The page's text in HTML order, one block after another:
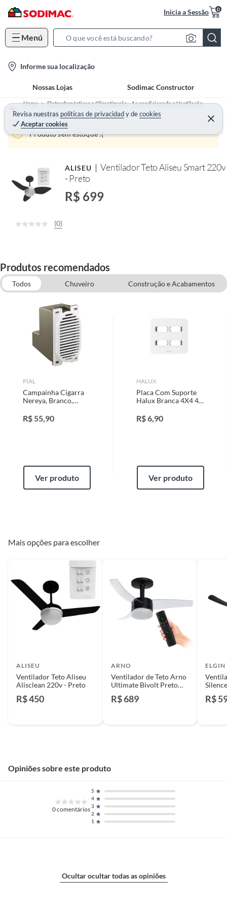
Inicia a Sessão 0
Menú
S
c
h
B
a
Informe sua localização
Nossas Lojas Sodimac Constructor
Revisa nuestras políticas de privacidadydecookies
Aceptar cookies
Home
Eletrodomésticos e Climatização - Ar condicionado e Ventilação
Ventiladores
Produto sem estoque :(
ALISEU
Ventilador Teto Aliseu Smart 220v
- Preto
R$ 699
(0)
Produtos recomendados
Todos Chuveiro
Construção e Acabamentos
Tomadas e Interruptores
PIAL
Campainha Cigarra
Nereya, Branco,
R$55,90
Ver produto
HALUX
Placa Com Suporte
Halux Branca 4X4 4
R$6,90
Ver produto
Mais opções para escolher
ALISEU
Ventilador Teto Aliseu
Alisclean 220v - Preto
R$ 450
ARNO
Ventilador de Teto Arno
Ultimate Bivolt Preto
Remoto Vx14 Arno
R$ 689
ELGIN
R$
Opiniões sobre este produto
0comentários
1
2
3
4
5
Ocultar ocultar todas as opiniões